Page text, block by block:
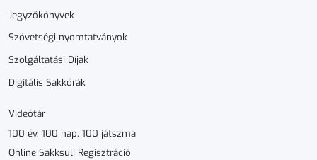
Jegyzőkönyvek
Szövetségi nyomtatványok
Szolgáltatási Díjak
Digitális Sakkórák
Videótár
100 év, 100 nap, 100 játszma
Online Sakksuli Regisztráció